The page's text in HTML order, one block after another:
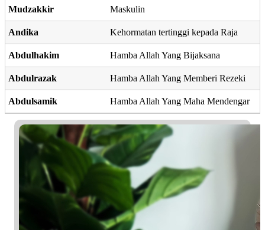
Mudzakkir Maskulin
Andika Kehormatan tertinggi kepada Raja
Abdulhakim Hamba Allah Yang Bijaksana
Abdulrazak Hamba Allah Yang Memberi Rezeki
Abdulsamik Hamba Allah Yang Maha Mendengar